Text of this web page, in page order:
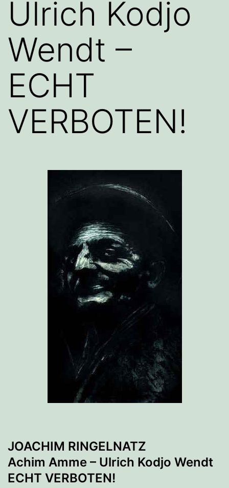
Ulrich Kodjo
Wendt –
ECHT
VERBOTEN!
JOACHIM RINGELNATZ
Achim Amme – Ulrich Kodjo Wendt
ECHT VERBOTEN!